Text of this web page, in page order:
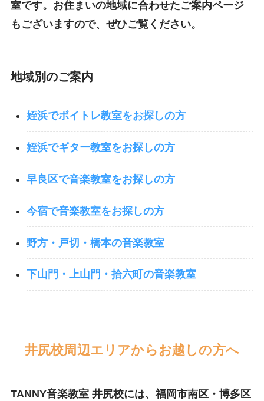
室です。お住まいの地域に合わせたご案内ページ
もございますので、ぜひご覧ください。
地域別のご案内
姪浜でボイトレ教室をお探しの方
姪浜でギター教室をお探しの方
早良区で音楽教室をお探しの方
今宿で音楽教室をお探しの方
野方・戸切・橋本の音楽教室
下山門・上山門・拾六町の音楽教室
井尻校周辺エリアからお越しの方へ
TANNY音楽教室 井尻校には、福岡市南区・博多区